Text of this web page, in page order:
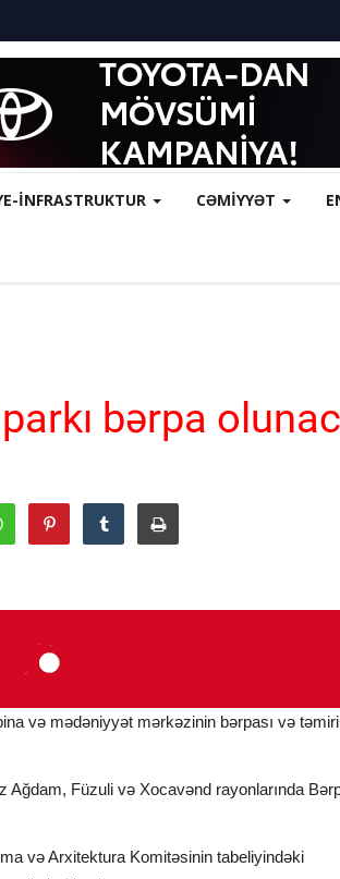
İNFRASTRUKTUR CƏMİYYƏT
bərpa
və mədəniyyət mərkəzinin bərpası və
Füzuli və Xocavənd rayonlarında
və Arxitektura Komitəsinin tabeliyindəki